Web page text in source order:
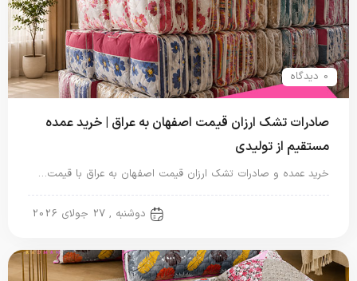
0 دیدگاه
صادرات تشک ارزان قیمت اصفهان به عراق | خرید عمده
مستقیم از تولیدی
خرید عمده و صادرات تشک ارزان قیمت اصفهان به عراق با قیمت…
دوشنبه , 27 جولای 2026